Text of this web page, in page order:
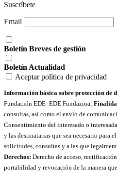
Suscríbete
Email
Boletín Breves de gestión
Boletín Actualidad
Aceptar política de privacidad
Información básica sobre protección de
Fundación EDE- EDE Fundazioa;
consultas, así como el envío de
Consentimiento del interesado o
y las destinatarias que sea necesario para
solicitudes, consultas y a las que
Derechos: Derecho de acceso,
portabilidad y revocación de la manera